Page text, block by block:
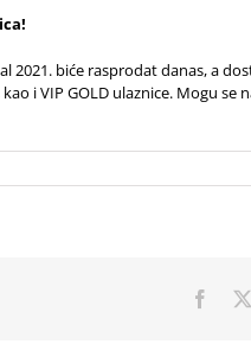
2021. biće rasprodat danas, a
i VIP GOLD ulaznice. Mogu se